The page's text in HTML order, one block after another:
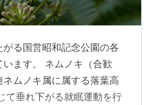
る国営昭和記念公園の各
ます。 ネムノキ（合歓
ムノキ属に属する落葉高
て垂れ下がる就眠運動を行